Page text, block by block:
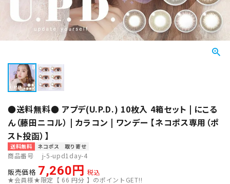
●送料無料● アプデ(U.P.D.) 10枚入 4箱セット | にこる
ん（藤田ニコル） | カラコン | ワンデー 【ネコポス専用（ポ
スト投函）】
送料無料 ネコポス 取り寄せ
商品番号 j-5-upd1day-4
販売価格 7,260
税込
★会員様★限定【 66 円分 】のポイントGET!!